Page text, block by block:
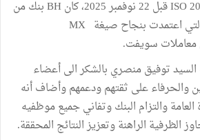
بالانتقال إلى معايير ISO 20022 قبل 22 نوفمبر 2025، كان BH بنك من
أوائل البنوك في القطاع التي اعتمدت بنجاح صيغة MX
توفيق منصري بالشكر الى أعضاء
والحرفاء على ثقتهم ودعمهم وأضاف أنه
والتزام البنك وتفاني جميع موظفيه
الظرفية الراهنة وتعزيز النتائج المحققة.